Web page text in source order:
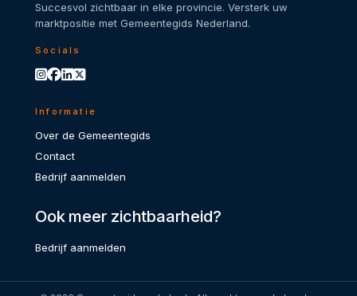
Succesvol zichtbaar in elke provincie. Versterk uw
marktpositie met Gemeentegids Nederland.
Socials
Informatie
Over de Gemeentegids
Contact
Bedrijf aanmelden
Ook meer zichtbaarheid?
Bedrijf aanmelden